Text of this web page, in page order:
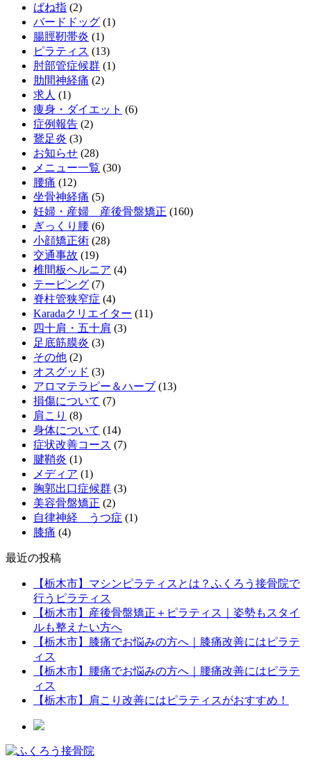
ばね指 (2)
バードドッグ (1)
腸脛靭帯炎 (1)
ピラティス (13)
肘部管症候群 (1)
肋間神経痛 (2)
求人 (1)
痩身・ダイエット (6)
症例報告 (2)
鵞足炎 (3)
お知らせ (28)
メニュー一覧 (30)
腰痛 (12)
坐骨神経痛 (5)
妊婦・産婦 産後骨盤矯正 (160)
ぎっくり腰 (6)
小顔矯正術 (28)
交通事故 (19)
椎間板ヘルニア (4)
テーピング (7)
脊柱管狭窄症 (4)
Karadaクリエイター (11)
四十肩・五十肩 (3)
足底筋膜炎 (3)
その他 (2)
オスグッド (3)
アロマテラピー＆ハーブ (13)
損傷について (7)
肩こり (8)
身体について (14)
症状改善コース (7)
腱鞘炎 (1)
メディア (1)
胸郭出口症候群 (3)
美容骨盤矯正 (2)
自律神経 うつ症 (1)
膝痛 (4)
最近の投稿
【栃木市】マシンピラティスとは？ふくろう接骨院で
行うピラティス
【栃木市】産後骨盤矯正＋ピラティス｜姿勢もスタイ
ルも整えたい方へ
【栃木市】膝痛でお悩みの方へ｜膝痛改善にはピラテ
ィス
【栃木市】腰痛でお悩みの方へ｜腰痛改善にはピラテ
ィス
【栃木市】肩こり改善にはピラティスがおすすめ！